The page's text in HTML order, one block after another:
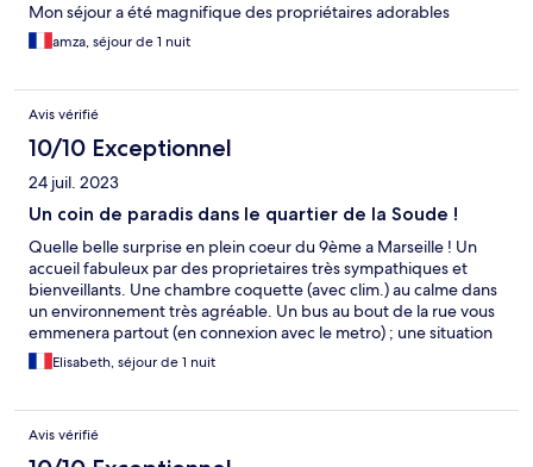
Mon séjour a été magnifique des propriétaires adorables
amza, séjour de 1 nuit
Avis vérifié
10/10 Exceptionnel
24 juil. 2023
Un coin de paradis dans le quartier de la Soude !
Quelle belle surprise en plein coeur du 9ème a Marseille ! Un
accueil fabuleux par des proprietaires très sympathiques et
bienveillants. Une chambre coquette (avec clim.) au calme dans
un environnement très agréable. Un bus au bout de la rue vous
emmenera partout (en connexion avec le metro) ; une situation
idéale pour visiter Marseille et ses calanques en se croyant dans
la campagne provençale. Nous reviendrons !
Elisabeth, séjour de 1 nuit
Avis vérifié